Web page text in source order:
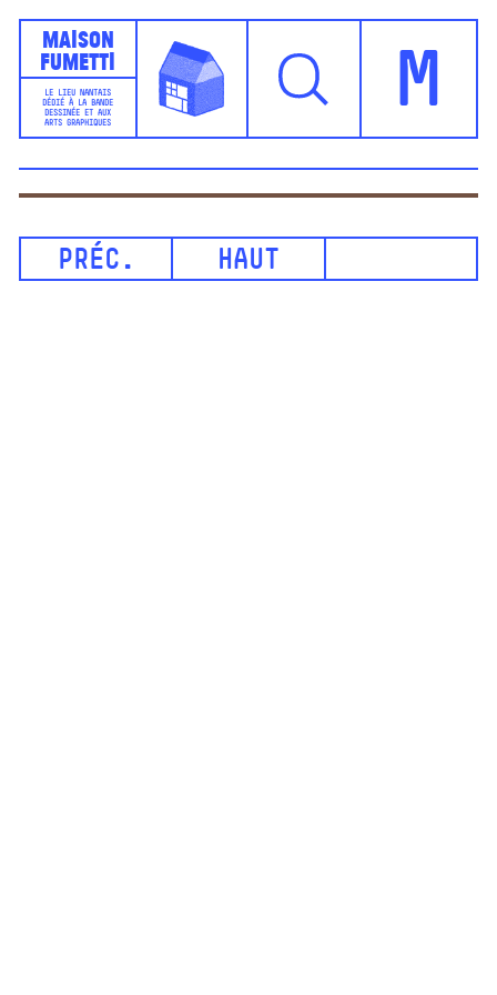
Maison
Fumetti
LE LIEU NANTAIS
DÉDIÉ À LA BANDE
DESSINÉE ET AUX
ARTS GRAPHIQUES
M
PRÉC. HAUT